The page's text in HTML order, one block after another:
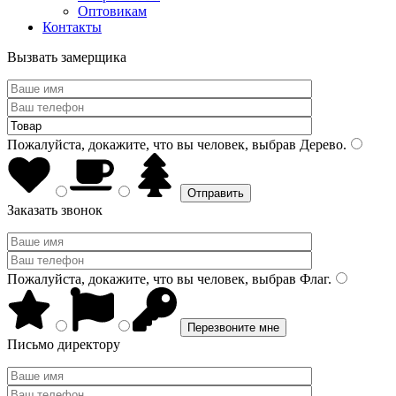
Оптовикам
Контакты
Вызвать замерщика
Пожалуйста, докажите, что вы человек, выбрав Дерево.
Заказать звонок
Пожалуйста, докажите, что вы человек, выбрав Флаг.
Письмо директору